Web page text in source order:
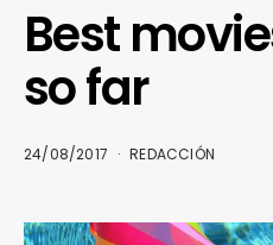
Best
so far
24/08/2017 REDACCIÓN